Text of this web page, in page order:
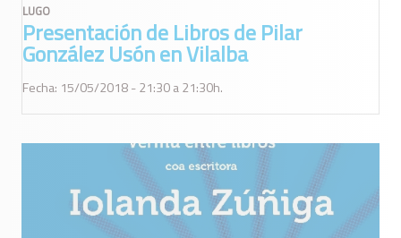
LUGO
Presentación de Libros de Pilar
González Usón en Vilalba
Fecha: 15/05/2018 - 21:30 a 21:30h.